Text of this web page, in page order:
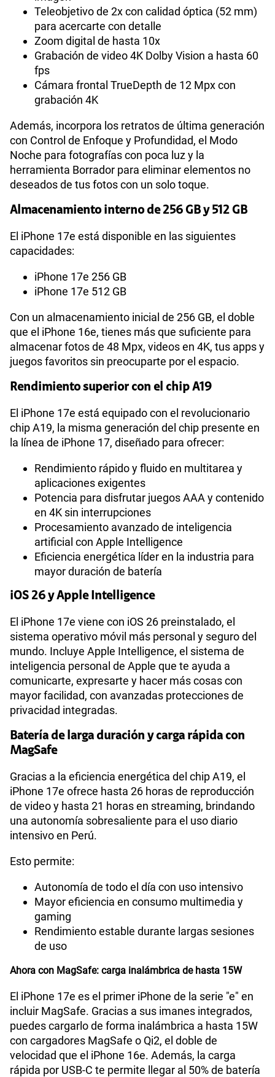
Teleobjetivo de 2x con calidad óptica (52 mm)
para acercarte con detalle
Zoom digital de hasta 10x
Grabación de video 4K Dolby Vision a hasta 60
fps
Cámara frontal TrueDepth de 12 Mpx con
grabación 4K
Además, incorpora los retratos de última generación
con Control de Enfoque y Profundidad, el Modo
Noche para fotografías con poca luz y la
herramienta Borrador para eliminar elementos no
deseados de tus fotos con un solo toque.
Almacenamiento interno de 256 GB y 512 GB
El iPhone 17e está disponible en las siguientes
capacidades:
iPhone 17e 256 GB
iPhone 17e 512 GB
Con un almacenamiento inicial de 256 GB, el doble
que el iPhone 16e, tienes más que suficiente para
almacenar fotos de 48 Mpx, videos en 4K, tus apps y
juegos favoritos sin preocuparte por el espacio.
Rendimiento superior con el chip A19
El iPhone 17e está equipado con el revolucionario
chip A19, la misma generación del chip presente en
la línea de iPhone 17, diseñado para ofrecer:
Rendimiento rápido y fluido en multitarea y
aplicaciones exigentes
Potencia para disfrutar juegos AAA y contenido
en 4K sin interrupciones
Procesamiento avanzado de inteligencia
artificial con Apple Intelligence
Eficiencia energética líder en la industria para
mayor duración de batería
iOS 26 y Apple Intelligence
El iPhone 17e viene con iOS 26 preinstalado, el
sistema operativo móvil más personal y seguro del
mundo. Incluye Apple Intelligence, el sistema de
inteligencia personal de Apple que te ayuda a
comunicarte, expresarte y hacer más cosas con
mayor facilidad, con avanzadas protecciones de
privacidad integradas.
Batería de larga duración y carga rápida con
MagSafe
Gracias a la eficiencia energética del chip A19, el
iPhone 17e ofrece hasta 26 horas de reproducción
de video y hasta 21 horas en streaming, brindando
una autonomía sobresaliente para el uso diario
intensivo en Perú.
Esto permite:
Autonomía de todo el día con uso intensivo
Mayor eficiencia en consumo multimedia y
gaming
Rendimiento estable durante largas sesiones
de uso
Ahora con MagSafe: carga inalámbrica de hasta 15W
El iPhone 17e es el primer iPhone de la serie "e" en
incluir MagSafe. Gracias a sus imanes integrados,
puedes cargarlo de forma inalámbrica a hasta 15W
con cargadores MagSafe o Qi2, el doble de
velocidad que el iPhone 16e. Además, la carga
rápida por USB-C te permite llegar al 50% de batería